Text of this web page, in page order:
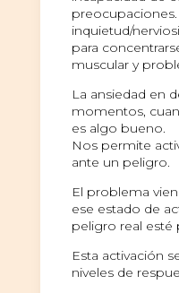
inquietud/
para
muscular y
La ansiedad en
momentos,
es algo bueno.
Nos permite
ante un peligro.
El problema
ese estado de
peligro real esté
Esta activación
niveles de